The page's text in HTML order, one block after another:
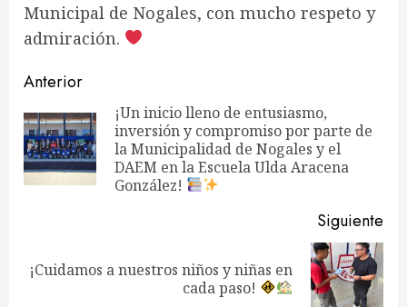
Municipal de Nogales, con mucho respeto y
admiración.
Navegación
de
entradas
Anterior
¡Un inicio lleno de entusiasmo,
inversión y compromiso por parte de
la Municipalidad de Nogales y el
DAEM en la Escuela Ulda Aracena
González!
Siguiente
Siguiente
¡Cuidamos a nuestros niños y niñas en
cada paso!